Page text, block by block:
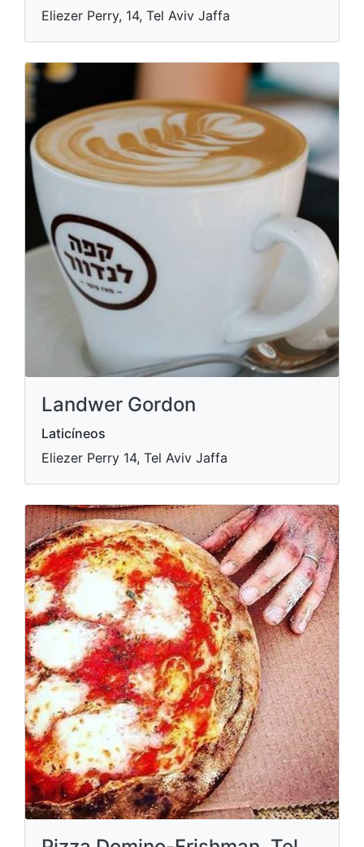
Eliezer Perry, 14, Tel Aviv Jaffa
Landwer Gordon
Laticíneos
Eliezer Perry 14, Tel Aviv Jaffa